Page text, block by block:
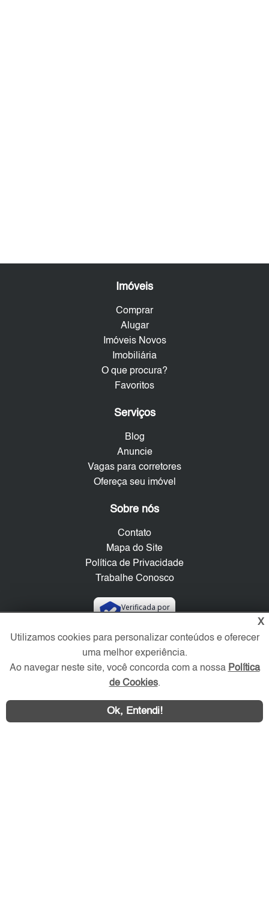
Imóveis
Comprar
Alugar
Imóveis Novos
Imobiliária
O que procura?
Favoritos
Serviços
Blog
Anuncie
Vagas para corretores
Ofereça seu imóvel
Sobre nós
Contato
Mapa do Site
Política de Privacidade
Trabalhe Conosco
Verificada por
Redes Sociais
X
Utilizamos cookies para personalizar conteúdos e oferecer
uma melhor experiência.
Ao navegar neste site, você concorda com a nossa Política
de Cookies.
Ok, Entendi!